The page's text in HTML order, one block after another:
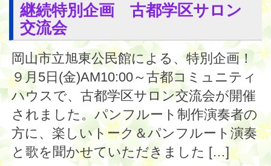
継続特別企画 古都学区サロン
交流会
岡山市立旭東公民館による、特別企画！
９月5日(金)AM10:00～古都コミュニティ
ハウスで、古都学区サロン交流会が開催
されました。パンフルート制作演奏者の
方に、楽しいトーク＆パンフルート演奏
と歌を聞かせていただきました […]